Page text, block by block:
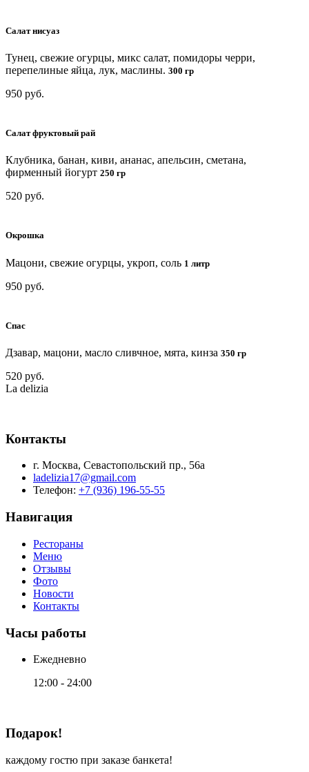
Салат нисуаз
Тунец, свежие огурцы, микс салат, помидоры черри,
перепелиные яйца, лук, маслины. 300 гр
950 руб.
Салат фруктовый рай
Клубника, банан, киви, ананас, апельсин, сметана,
фирменный йогурт 250 гр
520 руб.
Окрошка
Мацони, свежие огурцы, укроп, соль 1 литр
950 руб.
Спас
Дзавар, мацони, масло сливчное, мята, кинза 350 гр
520 руб.
La delizia
Контакты
г. Москва, Севастопольский пр., 56а
ladelizia17@gmail.com
Телефон: +7 (936) 196-55-55
Навигация
Рестораны
Меню
Отзывы
Фото
Новости
Контакты
Часы работы
Ежедневно
12:00 - 24:00
Подарок!
каждому гостю при заказе банкета!